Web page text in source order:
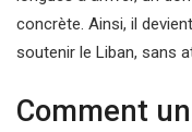
concrète. Ainsi, il
soutenir le Liban, sans
Comment